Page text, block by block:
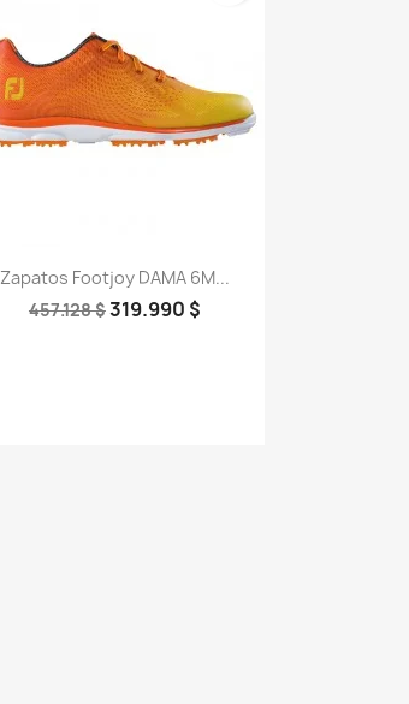
 Vista rápida
Zapatos Footjoy DAMA 6M...
457.128 $319.990 $